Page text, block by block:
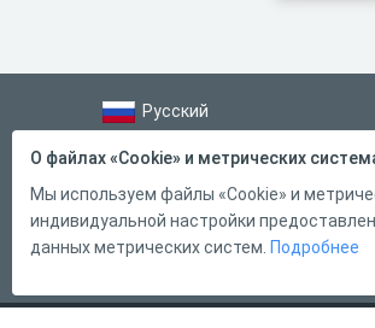
Русский
Справка
Форма обратной связи
Контакты
О файлах «Cookie» и метрических
Мы используем файлы «Cookie» и
индивидуальной настройки
данных метрических систем. Подробнее